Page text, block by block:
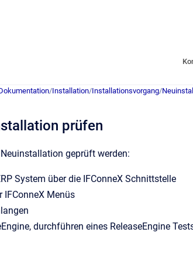
/Installation/Installationsvorgang/
prüfen
geprüft werden:
System über die IFConneX Schnittstelle
IFConneX Menüs
durchführen eines ReleaseEngine